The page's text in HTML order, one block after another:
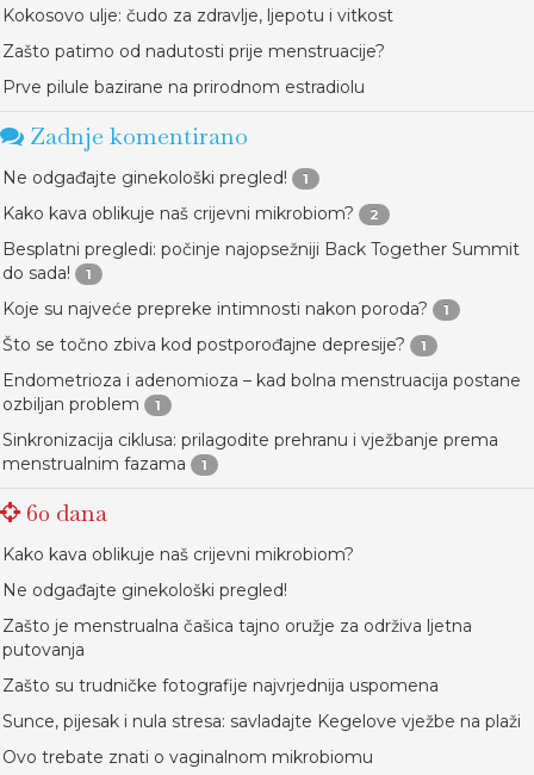
Kokosovo ulje: čudo za zdravlje, ljepotu i vitkost
Zašto patimo od nadutosti prije menstruacije?
Prve pilule bazirane na prirodnom estradiolu
Zadnje komentirano
Ne odgađajte ginekološki pregled! 1
Kako kava oblikuje naš crijevni mikrobiom? 2
Besplatni pregledi: počinje najopsežniji Back Together Summit
do sada!
1
Koje su najveće prepreke intimnosti nakon poroda? 1
Što se točno zbiva kod postporođajne depresije? 1
Endometrioza i adenomioza – kad bolna menstruacija postane
ozbiljan problem
1
Sinkronizacija ciklusa: prilagodite prehranu i vježbanje prema
menstrualnim fazama
1
60 dana
Kako kava oblikuje naš crijevni mikrobiom?
Ne odgađajte ginekološki pregled!
Zašto je menstrualna čašica tajno oružje za održiva ljetna
putovanja
Zašto su trudničke fotografije najvrjednija uspomena
Sunce, pijesak i nula stresa: savladajte Kegelove vježbe na plaži
Ovo trebate znati o vaginalnom mikrobiomu